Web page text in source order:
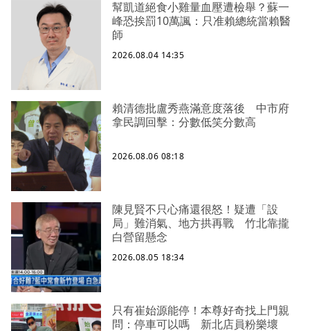
幫凱道絕食小雞量血壓遭檢舉？蘇一
峰恐挨罰10萬諷：只准賴總統當賴醫
師
2026.08.04 14:35
賴清德批盧秀燕滿意度落後 中市府
拿民調回擊：分數低笑分數高
2026.08.06 08:18
陳見賢不只心痛還很怒！疑遭「設
局」難消氣、地方拱再戰 竹北靠攏
白營留懸念
2026.08.05 18:34
只有崔始源能停！本尊好奇找上門親
問：停車可以嗎 新北店員粉樂壞